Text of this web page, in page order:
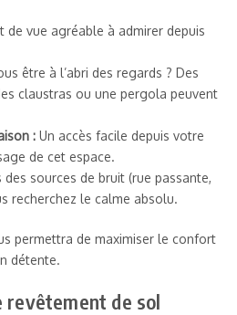
de vue agréable à admirer depuis
être à l’abri des regards ? Des
claustras ou une pergola peuvent
: Un accès facile depuis votre
de cet espace.
des sources de bruit (rue passante,
recherchez le calme absolu.
permettra de maximiser le confort
détente.
revêtement de sol